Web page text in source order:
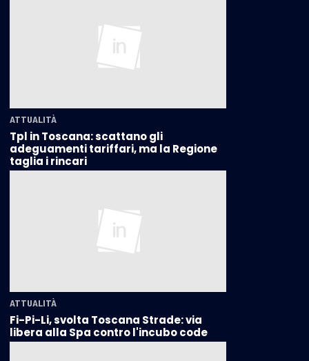
ATTUALITÀ
Tpl in Toscana: scattano gli
adeguamenti tariffari, ma la Regione
taglia i rincari
ATTUALITÀ
Fi-Pi-Li, svolta Toscana Strade: via
libera alla Spa contro l'incubo code